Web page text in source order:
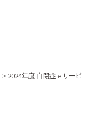
> 2024年度 自閉症ｅサービ